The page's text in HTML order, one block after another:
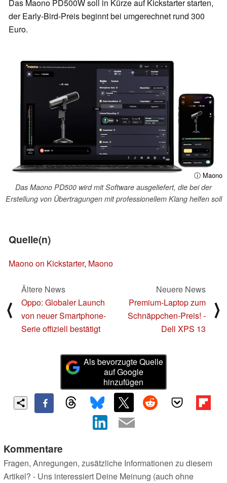
Das Maono PD500W soll in Kürze auf Kickstarter starten,
der Early-Bird-Preis beginnt bei umgerechnet rund 300
Euro.
ⓘ Maono
Das Maono PD500 wird mit Software ausgeliefert, die bei der
Erstellung von Übertragungen mit professionellem Klang helfen soll
Quelle(n)
Maono on Kickstarter, Maono
⟨
Ältere News
Oppo: Globaler Launch
von neuer Smartphone-
Serie offiziell bestätigt
Neuere News
Premium-Laptop zum
Schnäppchen-Preis! -
Dell XPS 13
⟩
Als bevorzugte Quelle
auf Google
hinzufügen
Kommentare
Fragen, Anregungen, zusätzliche Informationen zu diesem
Artikel? - Uns interessiert Deine Meinung (auch ohne